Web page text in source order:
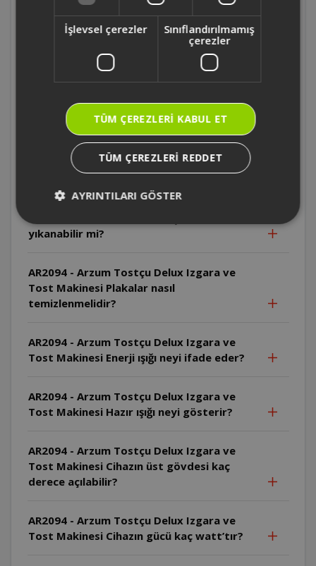
AR2094 - Arzum Tostçu Delux Izgara ve
Tost Makinesi İlk kullanımda neden duman
çıkabilir?
yüzeylerden uzak tutulmalıdır?
AR2094 - Arzum Tostçu Delux Izgara ve
Tost Makinesi Cihaz suya daldırılabilir mi?
AR2094 - Arzum Tostçu Delux Izgara ve
yıkanabilir mi?
AR2094 - Arzum Tostçu Delux Izgara ve
Tost Makinesi Plakalar nasıl
temizlenmelidir?
AR2094 - Arzum Tostçu Delux Izgara ve
Tost Makinesi Enerji ışığı neyi ifade eder?
AR2094 - Arzum Tostçu Delux Izgara ve
Tost Makinesi Hazır ışığı neyi gösterir?
AR2094 - Arzum Tostçu Delux Izgara ve
Tost Makinesi Cihazın üst gövdesi kaç
derece açılabilir?
AR2094 - Arzum Tostçu Delux Izgara ve
Tost Makinesi Cihazın gücü kaç watt’tır?
İşlevsel çerezler
Sınıflandırılmamış
çerezler
TÜM ÇEREZLERI KABUL ET
TÜM ÇEREZLERI REDDET
AYRINTILARI GÖSTER